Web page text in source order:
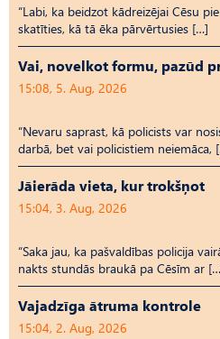
“Labi, ka beidzot kādreizējai Cēsu
skatīties, kā tā ēka pārvērtusies […]
Vai, novelkot formu, pazūd
15:08, 5. Aug, 2026
“Nevaru saprast, kā policists var
darbā, bet vai policistiem neiemāca,
Jāierāda vieta, kur trokšņot
15:04, 3. Aug, 2026
“Saka jau, ka pašvaldības policija
nakts stundās braukā pa Cēsīm ar
Vajadzīga ātruma kontrole
15:04, 2. Aug, 2026